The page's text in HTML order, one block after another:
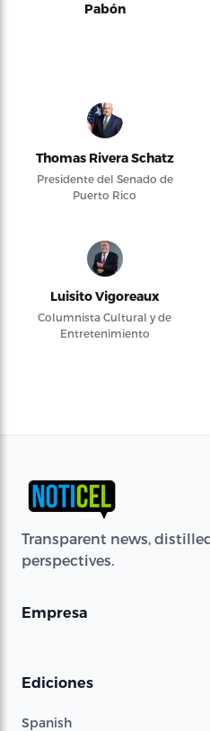
Pabón
Thomas Rivera Schatz
Presidente del Senado de
Puerto Rico
Luisito Vigoreaux
Columnista Cultural y de
Entretenimiento
Transparent news,
perspectives.
Empresa
Ediciones
Spanish